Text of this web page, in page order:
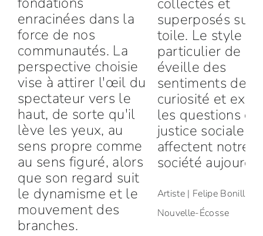
enracinées dans la
force de nos
communautés. La
perspective choisie
vise à attirer l'œil du
spectateur vers le
haut, de sorte qu'il
lève les yeux, au
sens propre comme
au sens figuré, alors
que son regard suit
le dynamisme et le
mouvement des
branches.
superposés sur
toile. Le style
particulier de
éveille des
sentiments de
curiosité et
les questions de
justice sociale
affectent notre
société
Artiste | Felipe Bonilla,
Nouvelle-Écosse